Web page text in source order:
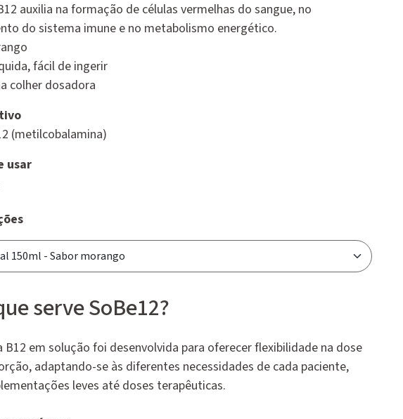
auxilia na formação de células vermelhas do sangue, no
do sistema imune e no metabolismo energético.
fácil de ingerir
colher dosadora
(metilcobalamina)
usar
serve SoBe12?
B12 em solução foi desenvolvida para oferecer flexibilidade na dose
adaptando-se às diferentes necessidades de cada paciente,
leves até doses terapêuticas.